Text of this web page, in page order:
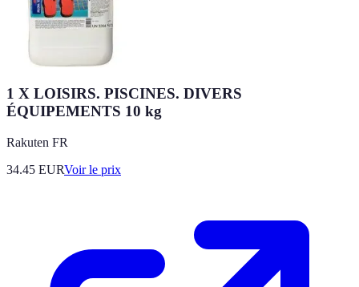
1 X LOISIRS. PISCINES. DIVERS
ÉQUIPEMENTS 10 kg
Rakuten FR
34.45 EURVoir le prix